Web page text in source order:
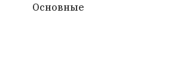
Основные